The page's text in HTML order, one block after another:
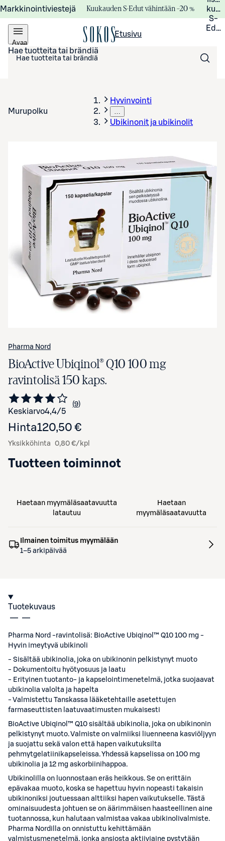
Markkinointiviestejä Kuukauden S-Edut vähintään –20 %
S-
Avaa
valikko
Etusivu
Hae tuotteita tai brändiä
Murupolku
Hyvinvointi
…
Ubikinonit ja ubikinolit
Avaa tuotekuva suurennettuna
Pharma Nord
BioActive Ubiqinol® Q10 100 mg
ravintolisä 150 kaps.
Keskiarvo4,4/5 Siirry arvioihin
9
kappaletta
Hinta120,50 €
Yksikköhinta 0,80 €/kpl
Tuotteen toiminnot
Haetaan myymäläsaatavuutta
latautuu
Haetaan
myymäläsaatavuutta
Ilmainen toimitus myymälään
1–5 arkipäivää
Tuotekuvaus
Pharma Nord -ravintolisä: BioActive Ubiqinol™ Q10 100 mg -
Hyvin imeytyvä ubikinoli
- Sisältää ubikinolia, joka on ubikinonin pelkistynyt muoto
- Dokumentoitu hyötyosuus ja laatu
- Erityinen tuotanto- ja kapselointimenetelmä, jotka suojaavat
ubikinolia valolta ja hapelta
- Valmistettu Tanskassa lääketehtaille asetettujen
farmaseuttisten laatuvaatimusten mukaisesti
BioActive Ubiqinol™ Q10 sisältää ubikinolia, joka on ubikinonin
pelkistynyt muoto. Valmiste on valmiiksi liuenneena kasviöljyyn
ja suojattu sekä valon että hapen vaikutuksilta
pehmytgelatiinikapseleissa. Yhdessä kapselissa on 100 mg
ubikinolia ja 12 mg askorbiinihappoa.
Ubikinolilla on luonnostaan eräs heikkous. Se on erittäin
epävakaa muoto, koska se hapettuu hyvin nopeasti takaisin
ubikinoniksi joutuessaan alttiiksi hapen vaikutukselle. Tästä
ominaisuudesta johtuen se on äärimmäisen haasteellinen aine
tuotannossa, kun halutaan valmistaa vakaa ubikinolivalmiste.
Pharma Nordilla on onnistuttu kehittämään
valmistusmenetelmä, jonka ansiosta aktiiviaine pystytään